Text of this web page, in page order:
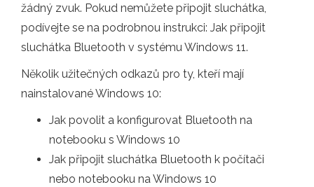
žádný zvuk. Pokud nemůžete připojit sluchátka,
podívejte se na podrobnou instrukci: Jak připojit
sluchátka Bluetooth v systému Windows 11.
Několik užitečných odkazů pro ty, kteří mají
nainstalované Windows 10:
Jak povolit a konfigurovat Bluetooth na
notebooku s Windows 10
Jak připojit sluchátka Bluetooth k počítači
nebo notebooku na Windows 10